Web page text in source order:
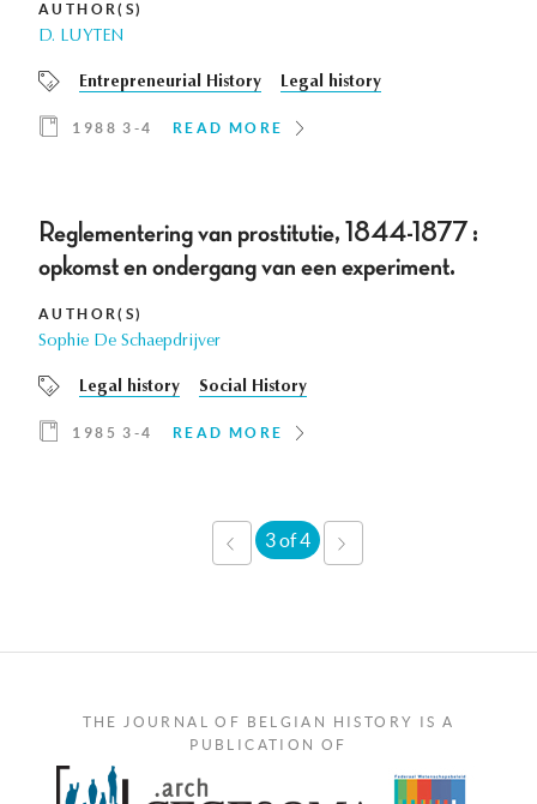
AUTHOR(S)
D. LUYTEN
Entrepreneurial History Legal history
1988 3-4 READ MORE
Reglementering van prostitutie, 1844-1877 :
opkomst en ondergang van een experiment.
AUTHOR(S)
Sophie De Schaepdrijver
Legal history Social History
1985 3-4 READ MORE
‹
PREVIOUS
3 of 4
THE JOURNAL OF BELGIAN HISTORY IS A
PUBLICATION OF